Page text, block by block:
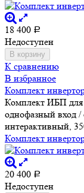
18 400 Р
Недоступен
В корзину
К сравнению
В избранное
Комплект
Комплект ИБП для
однофазный вход
интерактивный,
Комплект
20 400 Р
Недоступен